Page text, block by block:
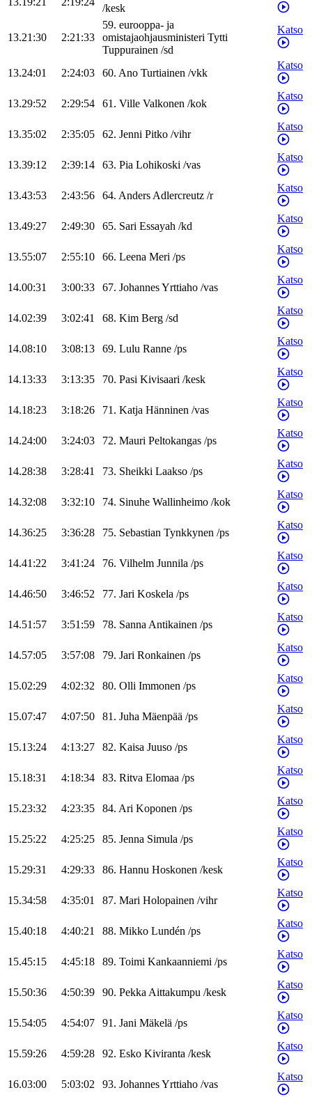
/kesk
13.21:30 2:21:33
59. eurooppa- ja
omistajaohjausministeri Tytti
Tuppurainen /sd
Katso
13.24:01 2:24:03 60. Ano Turtiainen /vkk
Katso
13.29:52 2:29:54 61. Ville Valkonen /kok
Katso
13.35:02 2:35:05 62. Jenni Pitko /vihr
Katso
13.39:12 2:39:14 63. Pia Lohikoski /vas
Katso
13.43:53 2:43:56 64. AndersAdlercreutz /r
Katso
13.49:27 2:49:30 65. Sari Essayah /kd
Katso
13.55:07 2:55:10 66. Leena Meri /ps
Katso
14.00:31 3:00:33 67. JohannesYrttiaho /vas
Katso
14.02:39 3:02:41 68. Kim Berg /sd
Katso
14.08:10 3:08:13 69. Lulu Ranne /ps
Katso
14.13:33 3:13:35 70. Pasi Kivisaari /kesk
Katso
14.18:23 3:18:26 71. Katja Hänninen /vas
Katso
14.24:00 3:24:03 72. Mauri Peltokangas /ps
Katso
14.28:38 3:28:41 73. Sheikki Laakso /ps
Katso
14.32:08 3:32:10 74. Sinuhe Wallinheimo /kok
Katso
14.36:25 3:36:28 75. Sebastian Tynkkynen /ps
Katso
14.41:22 3:41:24 76. Vilhelm Junnila /ps
Katso
14.46:50 3:46:52 77. Jari Koskela /ps
Katso
14.51:57 3:51:59 78. SannaAntikainen /ps
Katso
14.57:05 3:57:08 79. Jari Ronkainen /ps
Katso
15.02:29 4:02:32 80. Olli Immonen /ps
Katso
15.07:47 4:07:50 81. Juha Mäenpää /ps
Katso
15.13:24 4:13:27 82. Kaisa Juuso /ps
Katso
15.18:31 4:18:34 83. Ritva Elomaa /ps
Katso
15.23:32 4:23:35 84. Ari Koponen /ps
Katso
15.25:22 4:25:25 85. Jenna Simula /ps
Katso
15.29:31 4:29:33 86. Hannu Hoskonen /kesk
Katso
15.34:58 4:35:01 87. Mari Holopainen /vihr
Katso
15.40:18 4:40:21 88. Mikko Lundén /ps
Katso
15.45:15 4:45:18 89. Toimi Kankaanniemi /ps
Katso
15.50:36 4:50:39 90. PekkaAittakumpu /kesk
Katso
15.54:05 4:54:07 91. Jani Mäkelä /ps
Katso
15.59:26 4:59:28 92. Esko Kiviranta /kesk
Katso
16.03:00 5:03:02 93. JohannesYrttiaho /vas
Katso